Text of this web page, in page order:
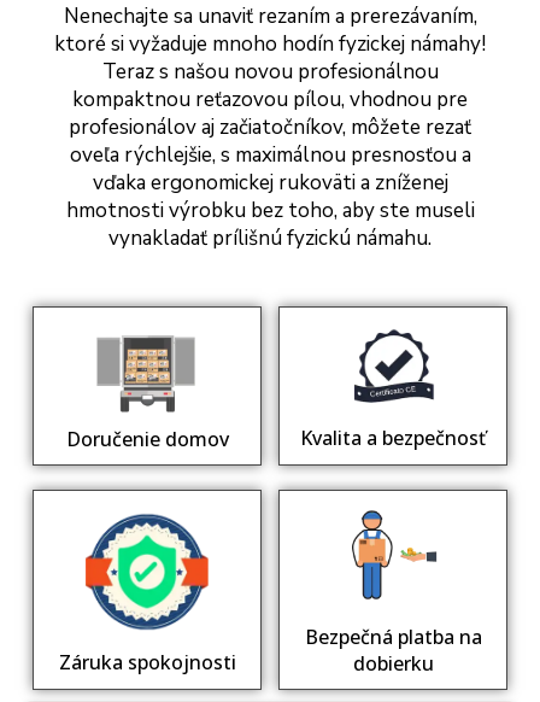
Nenechajte sa unaviť rezaním a prerezávaním,
ktoré si vyžaduje mnoho hodín fyzickej námahy!
Teraz s našou novou profesionálnou
kompaktnou reťazovou pílou, vhodnou pre
profesionálov aj začiatočníkov, môžete rezať
oveľa rýchlejšie, s maximálnou presnosťou a
vďaka ergonomickej rukoväti a zníženej
hmotnosti výrobku bez toho, aby ste museli
vynakladať prílišnú fyzickú námahu.
Doručenie domov Kvalita a bezpečnosť
Záruka spokojnosti
Bezpečná platba na
dobierku